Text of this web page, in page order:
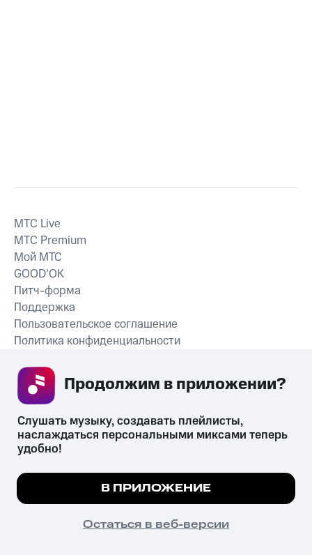
СКАЧАТЬ ПРИЛОЖЕНИЕ
MTС Live
MTС Premium
Мой МТС
GOOD’OK
Питч-форма
Поддержка
Пользовательское соглашение
Политика конфиденциальности
психотропных веществ, их аналогов причиняет вред здоровью,
их незаконный оборот запрещён и влечёт установленную
законодательством ответственность.
© 2026 ООО «КИОН».
Все права защищены
Мы используем куки, чтобы на сайте все
Подробнее
ПОНЯТНО
Слушать музыку, создавать плейлисты,
наслаждаться персональными миксами теперь
удобно!
В ПРИЛОЖЕНИЕ
Остаться в веб-версии